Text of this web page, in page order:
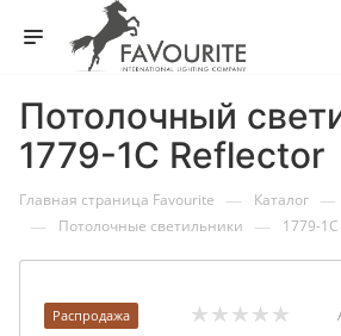
Потолочный
1779-1C Reflector
Главная страница Favourite — Каталог —
— Потолочные светильники — 1779-1C
Распродажа